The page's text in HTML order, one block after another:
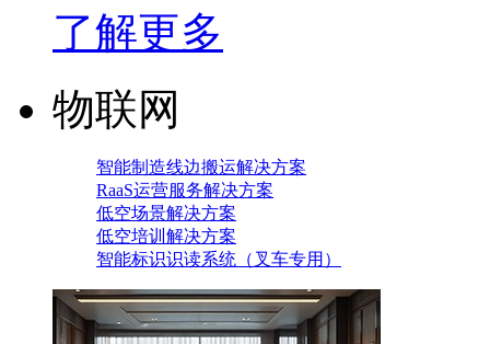
了解更多
物联网
智能制造线边搬运解决方案
RaaS运营服务解决方案
低空场景解决方案
低空培训解决方案
智能标识识读系统（叉车专用）